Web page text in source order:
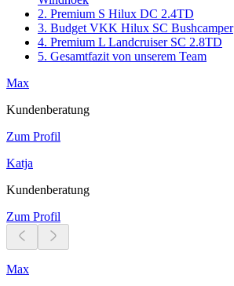
2. Premium S Hilux DC 2.4TD
3. Budget VKK Hilux SC Bushcamper
4. Premium L Landcruiser SC 2.8TD
5. Gesamtfazit von unserem Team
Max
Kundenberatung
Zum Profil
Katja
Kundenberatung
Zum Profil
Max